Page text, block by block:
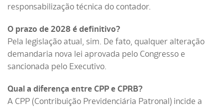
responsabilização técnica do contador.
O prazo de 2028 é definitivo?
Pela legislação atual, sim. De fato, qualquer alteração
demandaria nova lei aprovada pelo Congresso e
sancionada pelo Executivo.
Qual a diferença entre CPP e CPRB?
A CPP (Contribuição Previdenciária Patronal) incide a